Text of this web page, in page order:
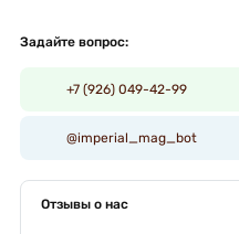
Задайте вопрос:
+7 (926) 049-42-99
@imperial_mag_bot
Отзывы о нас